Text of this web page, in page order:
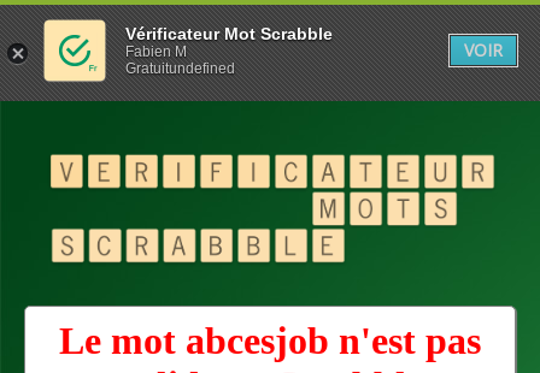
Le mot abcesjob n'est pas
Vérificateur Mot Scrabble
Fabien M
Gratuitundefined
VOIR